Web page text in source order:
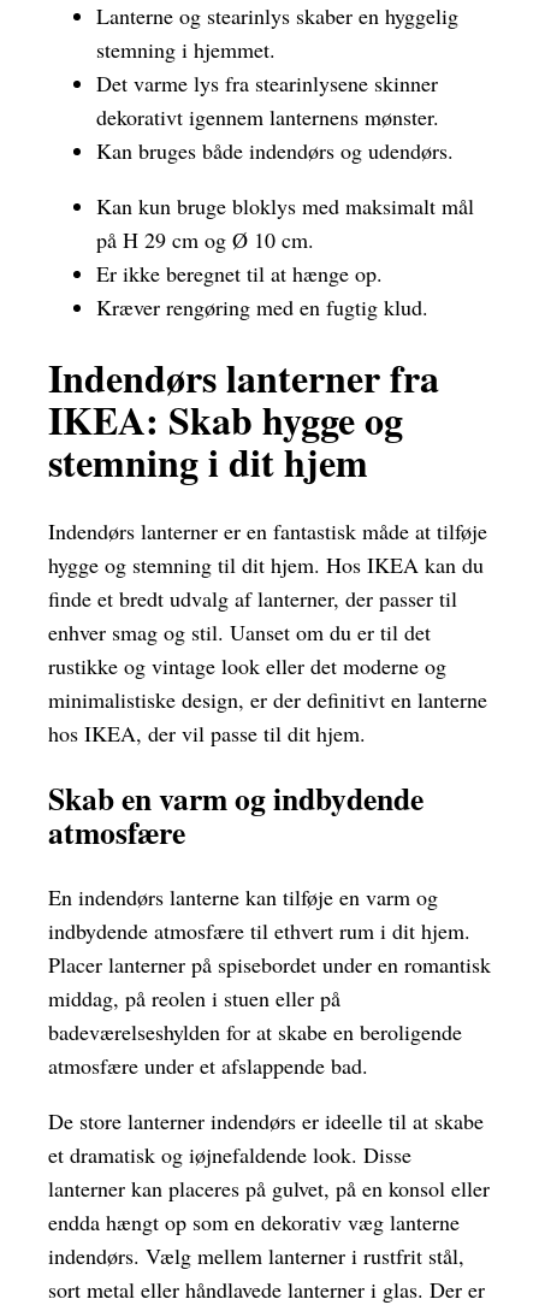
Lanterne og stearinlys skaber en hyggelig
stemning i hjemmet.
Det varme lys fra stearinlysene skinner
dekorativt igennem lanternens mønster.
Kan bruges både indendørs og udendørs.
Kan kun bruge bloklys med maksimalt mål
på H 29 cm og Ø 10 cm.
Er ikke beregnet til at hænge op.
Kræver rengøring med en fugtig klud.
Indendørs lanterner fra
IKEA: Skab hygge og
stemning i dit hjem
Indendørs lanterner er en fantastisk måde at tilføje
hygge og stemning til dit hjem. Hos IKEA kan du
finde et bredt udvalg af lanterner, der passer til
enhver smag og stil. Uanset om du er til det
rustikke og vintage look eller det moderne og
minimalistiske design, er der definitivt en lanterne
hos IKEA, der vil passe til dit hjem.
Skab en varm og indbydende
atmosfære
En indendørs lanterne kan tilføje en varm og
indbydende atmosfære til ethvert rum i dit hjem.
Placer lanterner på spisebordet under en romantisk
middag, på reolen i stuen eller på
badeværelseshylden for at skabe en beroligende
atmosfære under et afslappende bad.
De store lanterner indendørs er ideelle til at skabe
et dramatisk og iøjnefaldende look. Disse
lanterner kan placeres på gulvet, på en konsol eller
endda hængt op som en dekorativ væg lanterne
indendørs. Vælg mellem lanterner i rustfrit stål,
sort metal eller håndlavede lanterner i glas. Der er